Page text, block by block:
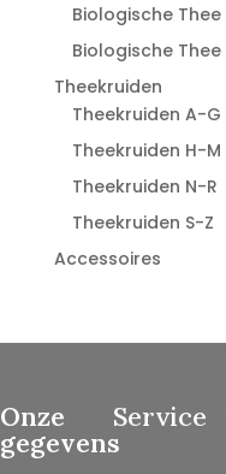
Biologische Thee
Biologische Thee
Theekruiden
Theekruiden A-G
Theekruiden H-M
Theekruiden N-R
Theekruiden S-Z
Accessoires
Onze
gegevens
Service